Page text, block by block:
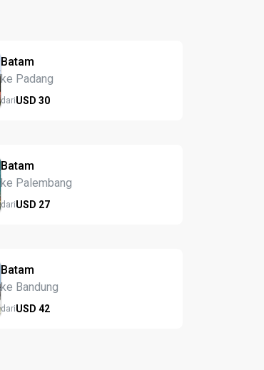
Batam
ke Padang
dariUSD30
Batam
ke Palembang
dariUSD 27
Batam
ke Bandung
dariUSD42